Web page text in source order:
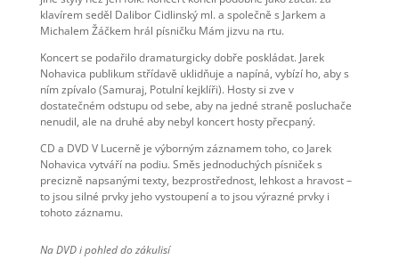
klavírem seděl Dalibor Cidlinský ml. a společně s Jarkem a
Michalem Žáčkem hrál písničku Mám jizvu na rtu.
Koncert se podařilo dramaturgicky dobře poskládat. Jarek
Nohavica publikum střídavě uklidňuje a napíná, vybízí ho, aby s
ním zpívalo (Samuraj, Potulní kejklíři). Hosty si zve v
dostatečném odstupu od sebe, aby na jedné straně posluchače
nenudil, ale na druhé aby nebyl koncert hosty přecpaný.
CD a DVD V Lucerně je výborným záznamem toho, co Jarek
Nohavica vytváří na podiu. Směs jednoduchých písniček s
precizně napsanými texty, bezprostřednost, lehkost a hravost –
to jsou silné prvky jeho vystoupení a to jsou výrazné prvky i
tohoto záznamu.
Na DVD i pohled do zákulisí